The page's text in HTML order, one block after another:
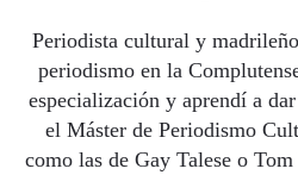
Periodista cultural y
periodismo en la
especialización y aprendí a
el Máster de Periodismo
como las de Gay Talese o